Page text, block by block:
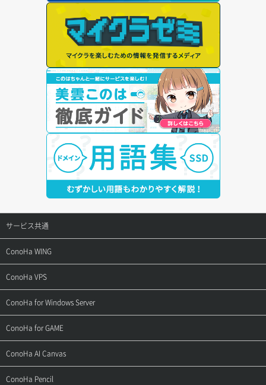
サービス共通
サポートトップ
ご契約・お支払い
用語集
お問い合わせ
ConoHa WING
サポートトップ
ご利用ガイド
お乗り換えガイド
よくある質問
ConoHa VPS
サポートトップ
ご利用ガイド
APIドキュメントVPS2.0
ConoHa for Windows Server
サポートトップ
ご利用ガイド
ConoHa for GAME
サポートトップ
ご利用ガイド
ConoHa AI Canvas
サポートトップ
ConoHa Pencil